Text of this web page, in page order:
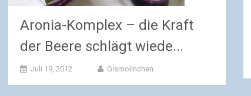
Aronia-Komplex – die Kraft
der Beere schlägt wiede...
Juli 19, 2012 Gismolinchen